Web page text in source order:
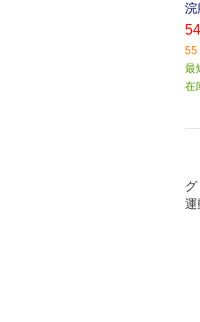
浣
55
最
在
運